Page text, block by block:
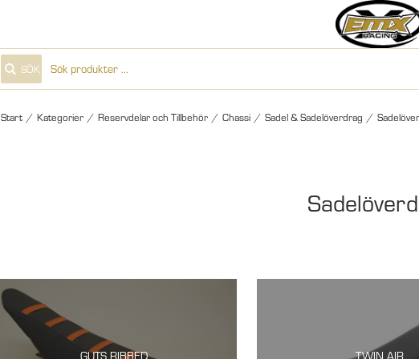
SÖK
Start / Kategorier / Reservdelar och Tillbehör / Chassi / Sadel & Sadelöverdrag /
GUTS RIBBED TWIN AIR